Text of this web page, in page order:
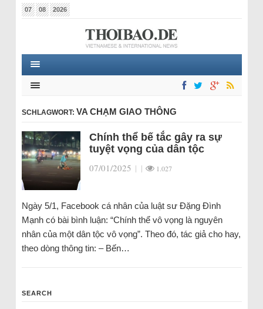
07 08 2026
SCHLAGWORT: VA CHẠM GIAO THÔNG
Chính thể bế tắc gây ra sự
tuyệt vọng của dân tộc
07/01/2025 | | 1.027
Ngày 5/1, Facebook cá nhân của luật sư Đặng Đình
Mạnh có bài bình luận: “Chính thể vô vọng là nguyên
nhân của một dân tộc vô vọng”. Theo đó, tác giả cho hay,
theo dòng thông tin: – Bến…
SEARCH